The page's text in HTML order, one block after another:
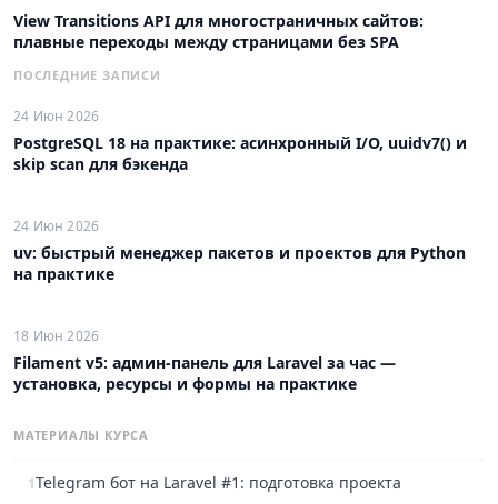
View Transitions API для многостраничных сайтов:
плавные переходы между страницами без SPA
ПОСЛЕДНИЕ ЗАПИСИ
24 Июн 2026
PostgreSQL 18 на практике: асинхронный I/O, uuidv7() и
skip scan для бэкенда
24 Июн 2026
uv: быстрый менеджер пакетов и проектов для Python
на практике
18 Июн 2026
Filament v5: админ-панель для Laravel за час —
установка, ресурсы и формы на практике
МАТЕРИАЛЫ КУРСА
1Telegram бот на Laravel #1: подготовка проекта